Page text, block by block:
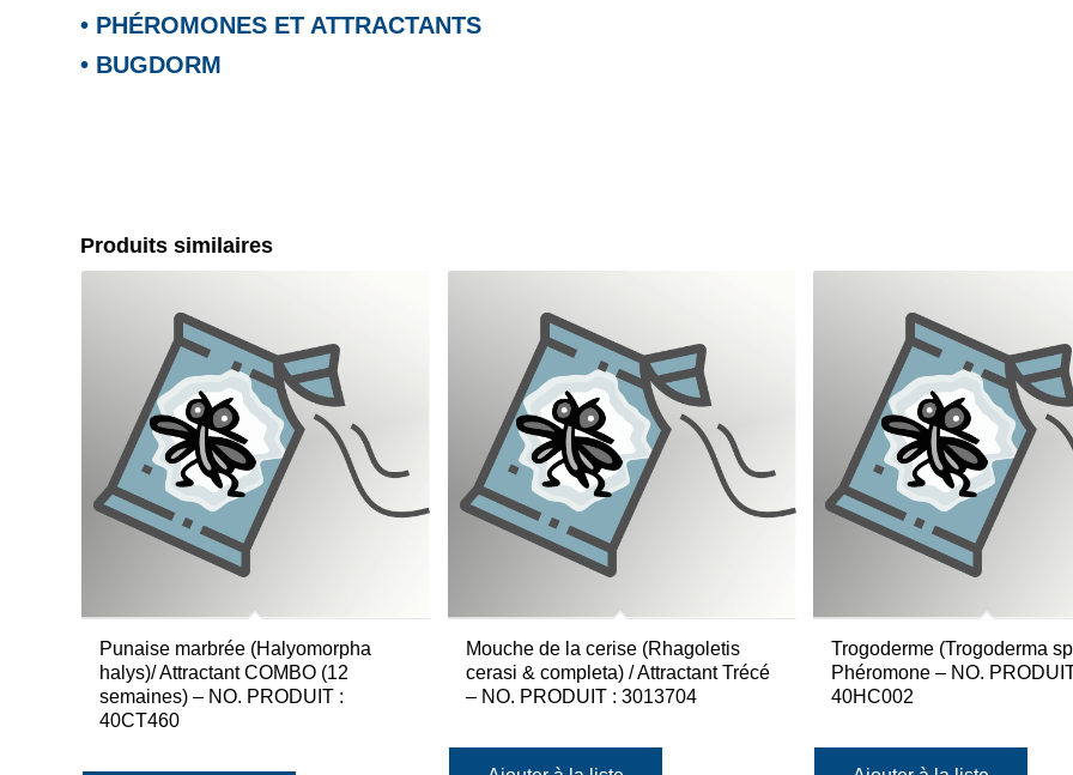
• PHÉROMONES ET ATTRACTANTS
• BUGDORM
Produits similaires
Punaise marbrée (Halyomorpha
halys)/ Attractant COMBO (12
semaines) – NO. PRODUIT :
40CT460
Mouche de la cerise (Rhagoletis
cerasi & completa) / Attractant Trécé
– NO. PRODUIT : 3013704
Trogoderme (Trogoderma
Phéromone – NO.
40HC002